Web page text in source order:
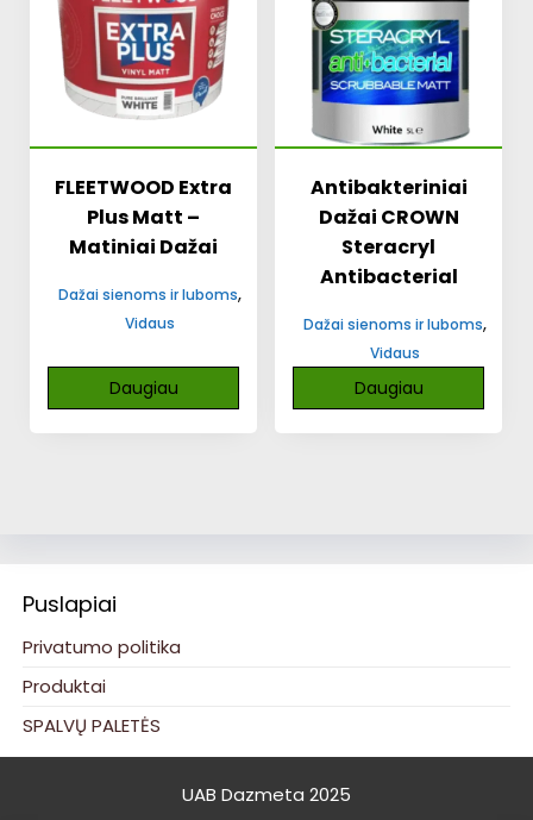
FLEETWOOD Extra
Plus Matt –
Matiniai Dažai
Dažai sienoms ir luboms,
Vidaus
Daugiau
Antibakteriniai
Dažai CROWN
Steracryl
Antibacterial
Dažai sienoms ir luboms,
Vidaus
Daugiau
Puslapiai
Privatumo politika
Produktai
SPALVŲ PALETĖS
UAB Dazmeta 2025